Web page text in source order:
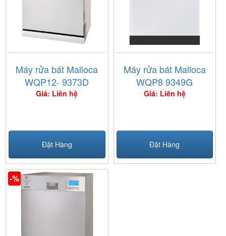
Máy rửa bát Malloca
WQP12- 9373D
Giá: Liên hệ
Đặt Hàng
Máy rửa bát Malloca
WQP8 9349G
Giá: Liên hệ
Đặt Hàng
-%